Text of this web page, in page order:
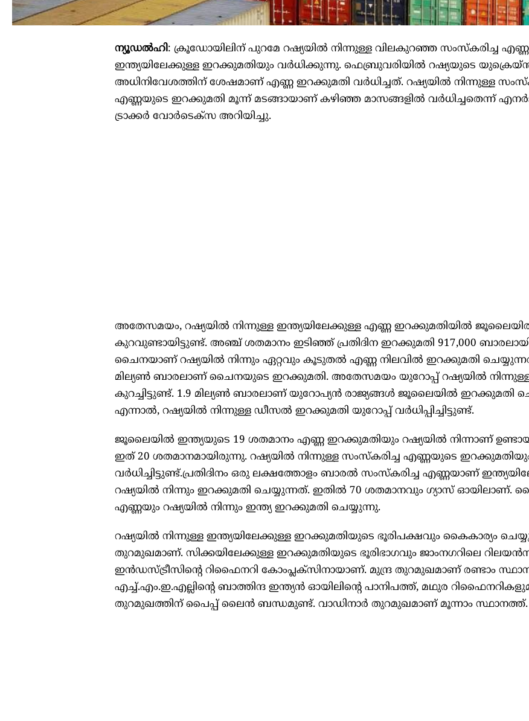
ന്യൂഡൽഹി: ക്രൂഡോയിലിന് പുറമേ റഷ്യയിൽ നിന്നുള്ള വിലകുറഞ്ഞ സംസ്കരിച്ച
ഇന്ത്യയിലേക്കുള്ള ഇറക്കുമതിയും വർധിക്കുന്നു. ഫെബ്രുവരിയിൽ റഷ്യയുടെ
അധിനിവേശത്തിന് ശേഷമാണ് എണ്ണ ഇറക്കുമതി വർധിച്ചത്. റഷ്യയിൽ നിന്നുള്ള
എണ്ണയുടെ ഇറക്കുമതി മൂന്ന് മടങ്ങായാണ് കഴിഞ്ഞ മാസങ്ങളിൽ വർധിച്ചതെന്ന്
ട്രാക്കർ വോർടെക്സ അറിയിച്ചു.
അതേസമയം, റഷ്യയിൽ നിന്നുള്ള ഇന്ത്യയിലേക്കുള്ള എണ്ണ ഇറക്കുമതിയിൽ
കുറവുണ്ടായിട്ടുണ്ട്. അഞ്ച് ശതമാനം ഇടിഞ്ഞ് പ്രതിദിന ഇറക്കുമതി 917,000
ചൈനയാണ് റഷ്യയിൽ നിന്നും ഏറ്റവും കൂടുതൽ എണ്ണ നിലവിൽ ഇറക്കുമതി
മില്യൺ ബാരലാണ് ചൈനയുടെ ഇറക്കുമതി. അതേസമയം യുറോപ്പ് റഷ്യയിൽ
കുറച്ചിട്ടുണ്ട്. 1.9 മില്യൺ ബാരലാണ് യുറോപ്യൻ രാജ്യങ്ങൾ ജൂലൈയിൽ ഇറക്കുമതി
എന്നാൽ, റഷ്യയിൽ നിന്നുള്ള ഡീസൽ ഇറക്കുമതി യുറോപ്പ് വർധിപ്പിച്ചിട്ടുണ്ട്.
ജൂലൈയിൽ ഇന്ത്യയുടെ 19 ശതമാനം എണ്ണ ഇറക്കുമതിയും റഷ്യയിൽ നിന്നാണ്
ഇത് 20 ശതമാനമായിരുന്നു. റഷ്യയിൽ നിന്നുള്ള സംസ്കരിച്ച എണ്ണയുടെ
വർധിച്ചിട്ടുണ്ട്.​പ്രതിദിനം ഒരു ലക്ഷത്തോളം ബാരൽ സംസ്കരിച്ച എണ്ണയാണ്
റഷ്യയിൽ നിന്നും ഇറക്കുമതി ചെയ്യുന്നത്. ഇതിൽ 70 ശതമാനവും ഗ്യാസ് ഓയിലാണ്.
എണ്ണയും റഷ്യയിൽ നിന്നും ഇന്ത്യ ഇറക്കുമതി ചെയ്യുന്നു.
റഷ്യയിൽ നിന്നുള്ള ഇന്ത്യയിലേക്കുള്ള ഇറക്കുമതിയുടെ ഭൂരിപക്ഷവും കൈകാര്യം
തുറമുഖമാണ്. സിക്കയിലേക്കുള്ള ഇറക്കുമതിയുടെ ഭൂരിഭാഗവും ജാംനഗറിലെ
ഇൻഡസ്ട്രീസിന്റെ റിഫൈനറി കോംപ്ലക്സിനായാണ്. മുന്ദ്ര തുറമുഖമാണ് രണ്ടാം
എച്ച്.എം.ഇ.എല്ലിന്റെ ബാത്തിന്ദ ഇന്ത്യൻ ഓയിലിന്റെ പാനിപത്ത്, മഥുര
തുറമുഖത്തിന് പൈപ്പ് ലൈൻ ബന്ധമുണ്ട്. വാഡിനാർ തുറമുഖമാണ് മൂന്നാം സ്ഥാനത്ത്.